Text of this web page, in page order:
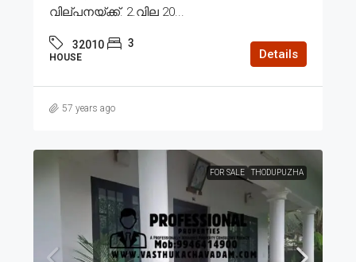
വില്പനയ്ക്ക്. 2.വില 20...
32010 3
HOUSE Details
57 years ago
FOR SALE THODUPUZHA